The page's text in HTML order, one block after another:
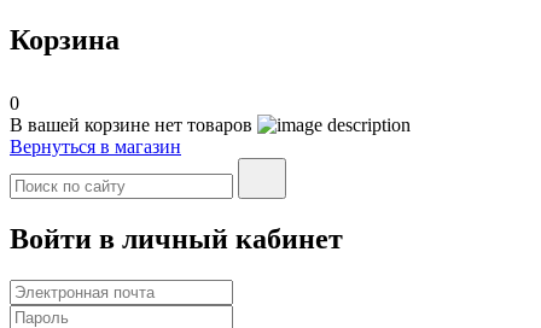
Корзина
0
В вашей корзине нет товаров
Вернуться в магазин
Войти в личный кабинет